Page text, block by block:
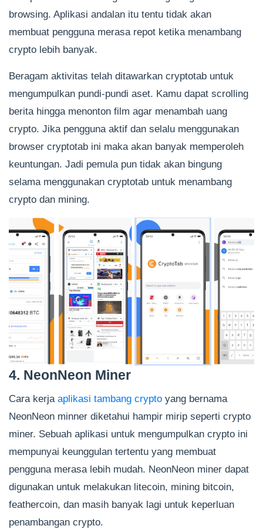
browsing. Aplikasi andalan itu tentu tidak akan
membuat pengguna merasa repot ketika menambang
crypto lebih banyak.
Beragam aktivitas telah ditawarkan cryptotab untuk
mengumpulkan pundi-pundi aset. Kamu dapat scrolling
berita hingga menonton film agar menambah uang
crypto. Jika pengguna aktif dan selalu menggunakan
browser cryptotab ini maka akan banyak memperoleh
keuntungan. Jadi pemula pun tidak akan bingung
selama menggunakan cryptotab untuk menambang
crypto dan mining.
4. NeonNeon Miner
Cara kerja aplikasi tambang crypto yang bernama
NeonNeon minner diketahui hampir mirip seperti crypto
miner. Sebuah aplikasi untuk mengumpulkan crypto ini
mempunyai keunggulan tertentu yang membuat
pengguna merasa lebih mudah. NeonNeon miner dapat
digunakan untuk melakukan litecoin, mining bitcoin,
feathercoin, dan masih banyak lagi untuk keperluan
penambangan crypto.